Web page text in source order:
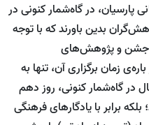
در گاه‌شمار کنونی در
بدین باورند که با توجه
جشن و پژوهش‌های
زمان برگزاری آن، تنها به
۶ماه نخست سال در گاه‌شمار کنونی، روز دهم
برابر با یادگارهای فرهنگی